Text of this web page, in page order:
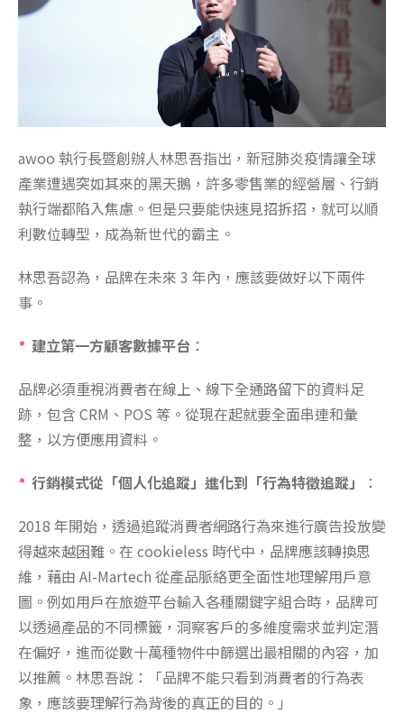
awoo 執行長暨創辦人林思吾指出，新冠肺炎疫情讓全球
產業遭遇突如其來的黑天鵝，許多零售業的經營層、行銷
執行端都陷入焦慮。但是只要能快速見招拆招，就可以順
利數位轉型，成為新世代的霸主。
林思吾認為，品牌在未來 3 年內，應該要做好以下兩件
事。
建立第一方顧客數據平台 ：
品牌必須重視消費者在線上、線下全通路留下的資料足
跡，包含 CRM、POS 等。從現在起就要全面串連和彙
整，以方便應用資料。
行銷模式從「個人化追蹤」進化到「行為特徵追蹤」
：
2018 年開始，透過追蹤消費者網路行為來進行廣告投放變
得越來越困難。在 cookieless 時代中，品牌應該轉換思
維，藉由 AI-Martech 從產品脈絡更全面性地理解用戶意
圖。例如用戶在旅遊平台輸入各種關鍵字組合時，品牌可
以透過產品的不同標籤，洞察客戶的多維度需求並判定潛
在偏好，進而從數十萬種物件中篩選出最相關的內容，加
以推薦。林思吾說：「品牌不能只看到消費者的行為表
象，應該要理解行為背後的真正的目的。」